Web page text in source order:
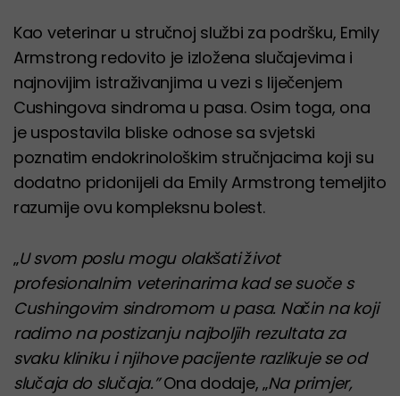
Kao veterinar u stručnoj službi za podršku, Emily
Armstrong redovito je izložena slučajevima i
najnovijim istraživanjima u vezi s liječenjem
Cushingova sindroma u pasa. Osim toga, ona
je uspostavila bliske odnose sa svjetski
poznatim endokrinološkim stručnjacima koji su
dodatno pridonijeli da Emily Armstrong temeljito
razumije ovu kompleksnu bolest.
„U svom poslu mogu olakšati život
profesionalnim veterinarima kad se suoče s
Cushingovim sindromom u pasa. Način na koji
radimo na postizanju najboljih rezultata za
svaku kliniku i njihove pacijente razlikuje se od
slučaja do slučaja.”Ona dodaje, „Na primjer,